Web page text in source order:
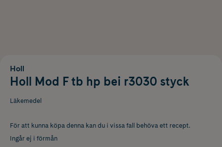
Holl
Holl Mod F tb hp bei r3030 styck
Läkemedel
För att kunna köpa denna kan du i vissa fall behöva ett recept.
Ingår ej i förmån